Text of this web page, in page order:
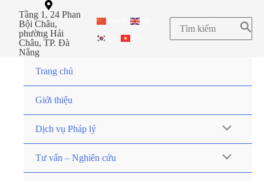
Tầng 1, 24 Phan
Bội Châu,
phường Hải
Châu, TP. Đà
Nẵng
Trang chủ
Giới thiệu
Dịch vụ Pháp lý
Tư vấn – Nghiên cứu